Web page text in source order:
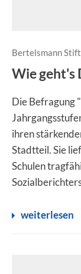
Bertelsmann
Wie geht's
Die Befragung
ihren
Stadtteil. Sie
Schulen
weiterlesen